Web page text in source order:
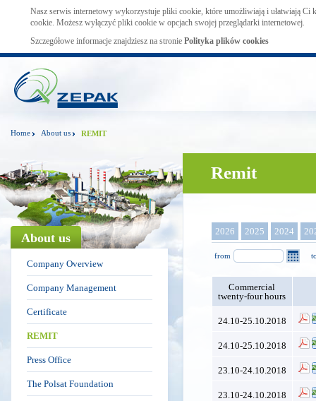
Nasz serwis internetowy wykorzystuje pliki cookie, które umożliwiają i ułatwiają Ci
cookie. Możesz wyłączyć pliki cookie w opcjach swojej przeglądarki internetowej.
Szczegółowe informacje znajdziesz na stronie Polityka plików cookies
Home About us REMIT
About us
Company Overview
Company Management
Certificate
REMIT
Press Office
The Polsat Foundation
Remit
2026 2025 2024
from
Commercial
twenty-four hours
24.10-25.10.2018
24.10-25.10.2018
23.10-24.10.2018
23.10-24.10.2018